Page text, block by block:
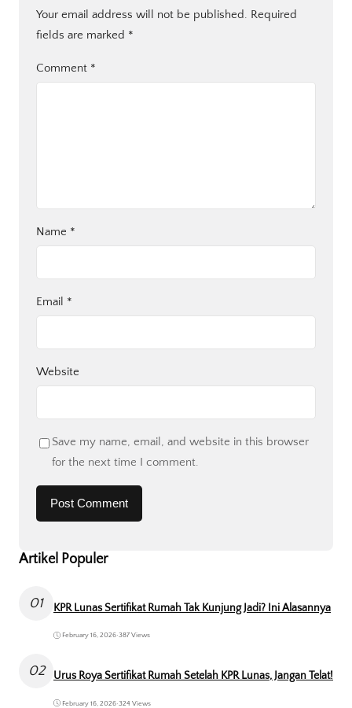
Your email address will not be published. Required
fields are marked *
Comment *
Name *
Email *
Website
Save my name, email, and website in this browser
for the next time I comment.
Artikel Populer
01 KPR Lunas Sertifikat Rumah Tak Kunjung Jadi? Ini Alasannya
February 16, 2026•387 Views
02 Urus Roya Sertifikat Rumah Setelah KPR Lunas, Jangan Telat!
February 16, 2026• 324 Views